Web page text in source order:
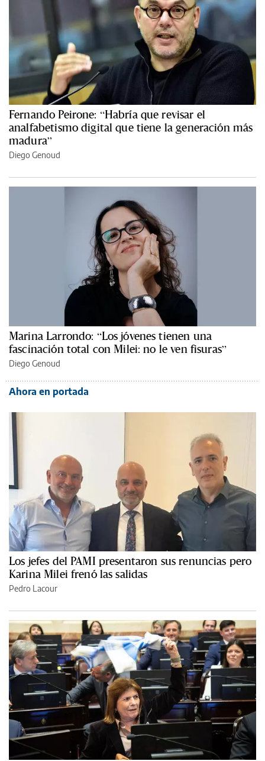
Fernando Peirone: “Habría que revisar el
analfabetismo digital que tiene la generación más
madura”
Diego Genoud
Marina Larrondo: “Los jóvenes tienen una
fascinación total con Milei: no le ven fisuras”
Diego Genoud
Ahora en portada
Los jefes del PAMI presentaron sus renuncias pero
Karina Milei frenó las salidas
Pedro Lacour